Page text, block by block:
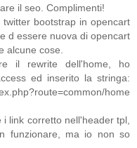
il seo. Complimenti!
bootstrap in opencart
d essere nuova di opencart
alcune cose.
il rewrite dell'home, ho
ed inserito la stringa:
home
link corretto nell'header tpl,
funzionare, ma io non so